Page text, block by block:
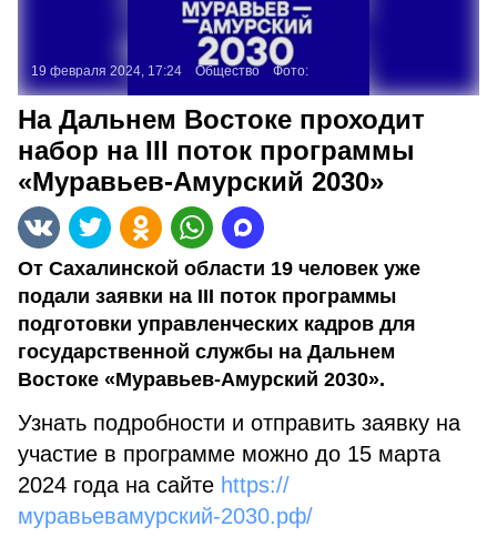
19 февраля 2024, 17:24 Общество Фото:
На Дальнем Востоке проходит
набор на III поток программы
«Муравьев-Амурский 2030»
От Сахалинской области 19 человек уже
подали заявки на III поток программы
подготовки управленческих кадров для
государственной службы на Дальнем
Востоке «Муравьев-Амурский 2030».
Узнать подробности и отправить заявку на
участие в программе можно до 15 марта
2024 года на сайте https://
муравьевамурский-2030.рф/